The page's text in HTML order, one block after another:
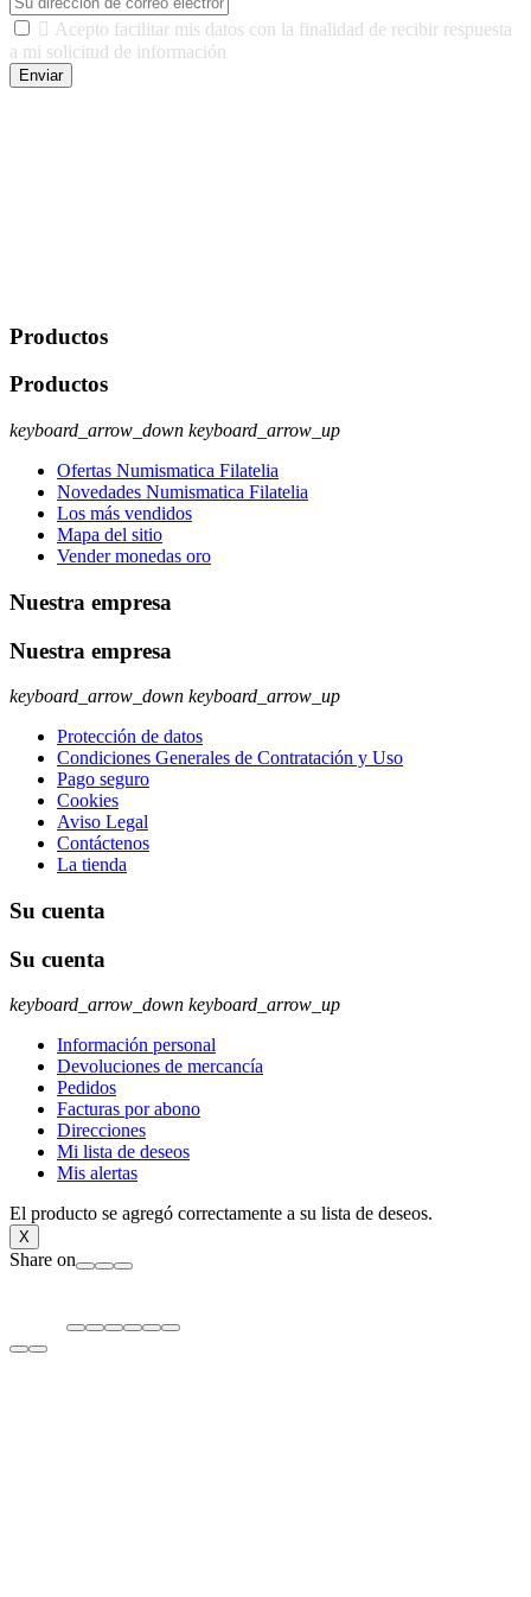
 Acepto facilitar mis datos con la finalidad de recibir respuesta
a mi solicitud de información
Enviar
Productos
Productos
keyboard_arrow_down keyboard_arrow_up
Ofertas Numismatica Filatelia
Novedades Numismatica Filatelia
Los más vendidos
Mapa del sitio
Vender monedas oro
Nuestra empresa
Nuestra empresa
keyboard_arrow_down keyboard_arrow_up
Protección de datos
Condiciones Generales de Contratación y Uso
Pago seguro
Cookies
Aviso Legal
Contáctenos
La tienda
Su cuenta
Su cuenta
keyboard_arrow_down keyboard_arrow_up
Información personal
Devoluciones de mercancía
Pedidos
Facturas por abono
Direcciones
Mi lista de deseos
Mis alertas
El producto se agregó correctamente a su lista de deseos.
X
Share on